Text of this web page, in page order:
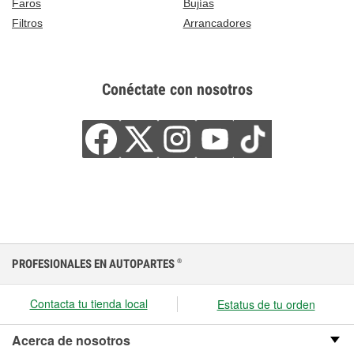
Faros
Bujías
Filtros
Arrancadores
Conéctate con nosotros
PROFESIONALES EN AUTOPARTES ®
Contacta tu tienda local Estatus de tu orden
Acerca de nosotros